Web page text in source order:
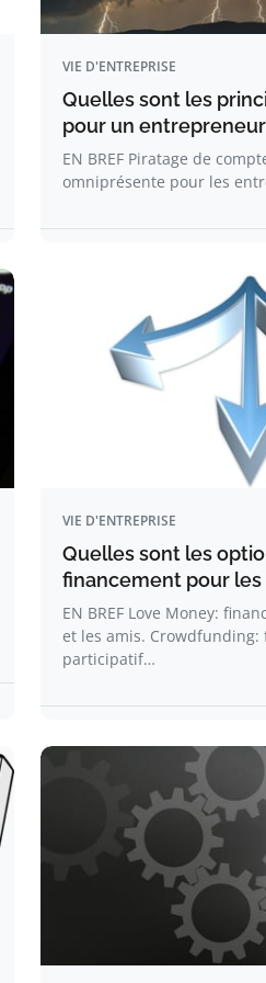
VIE D'ENTREPRISE
Quelles sont les
pour un entrepreneur
EN BREF Piratage de
omniprésente pour les
VIE D'ENTREPRISE
Quelles sont les
financement pour
EN BREF Love Money:
et les amis. Crowdfunding:
participatif…